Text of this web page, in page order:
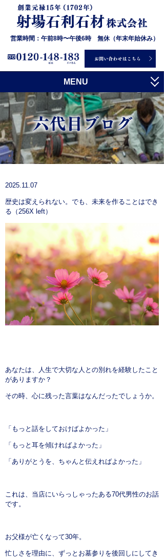
営業時間：午前8時〜午後6時 無休（年末年始休み）
MENU
トップ
射場石利石材について
お墓について
石について
施工事例
お客様の声
会社概要
よくある質問
お問い合わせ
2025.11.07
歴史は変えられない。でも、未来を作ることはでき
る（256X left）
あなたは、人生で大切な人との別れを経験したこと
がありますか？
その時、心に残った言葉はなんだったでしょうか。
「もっと話をしておけばよかった」
「もっと耳を傾ければよかった」
「ありがとうを、ちゃんと伝えればよかった」
これは、当店にいらっしゃったある70代男性のお話
です。
お父様が亡くなって30年。
忙しさを理由に、ずっとお墓参りを後回しにしてき